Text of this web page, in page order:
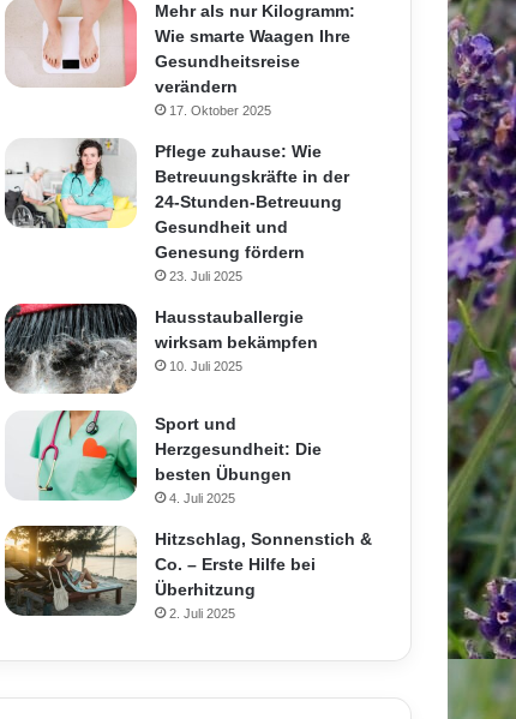
Mehr als nur Kilogramm:
Wie smarte Waagen Ihre
Gesundheitsreise
verändern
17. Oktober 2025
Pflege zuhause: Wie
Betreuungskräfte in der
24-Stunden-Betreuung
Gesundheit und
Genesung fördern
23. Juli 2025
Hausstauballergie
wirksam bekämpfen
10. Juli 2025
Sport und
Herzgesundheit: Die
besten Übungen
4. Juli 2025
Hitzschlag, Sonnenstich &
Co. – Erste Hilfe bei
Überhitzung
2. Juli 2025